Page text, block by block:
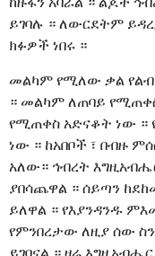
ይገባሉ ። ለውርደትም
ክፉዎች ነበሩ ።
መልካም የሚለው ቃል
። መልካም ለጠባይ
የሚጠቀስ አድናቆት ነው
ነው ። ከአበቦች ፣ በብዙ
አለው። ኅብረት
ያበሳጨዋል ። ሰይጣን
ይለዋል ። የእያንዳንዱ
የምንበረታው ለዚያ ሰው
ይገባናል ። ዛሬ